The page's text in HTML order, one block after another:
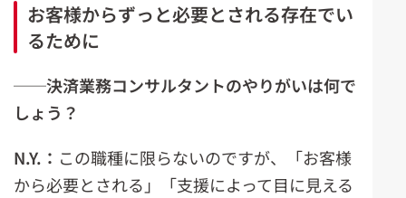
お客様からずっと必要とされる存在でい
るために
──決済業務コンサルタントのやりがいは何で
しょう？
N.Y. ： この職種に限らないのですが、「お客様
から必要とされる」「支援によって目に見える